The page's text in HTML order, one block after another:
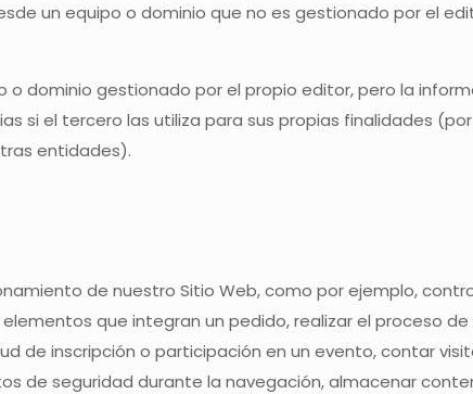
un equipo o dominio que no es gestionado por el
o dominio gestionado por el propio editor, pero la
si el tercero las utiliza para sus propias finalidades
entidades).
de nuestro Sitio Web, como por ejemplo,
que integran un pedido, realizar el proceso
de inscripción o participación en un evento, contar
de seguridad durante la navegación, almacenar